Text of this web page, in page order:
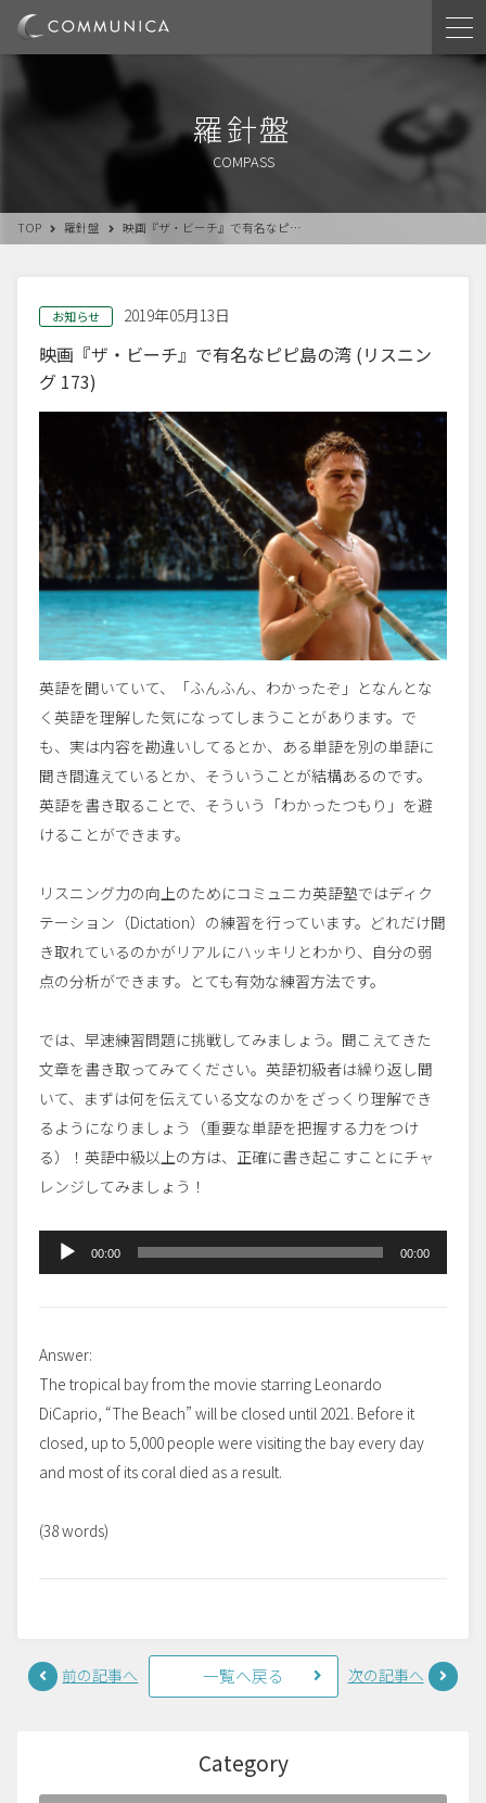
羅針盤
COMPASS
TOP 羅針盤 映画『ザ・ビーチ』で有名なピ…
お知らせ 2019年05月13日
映画『ザ・ビーチ』で有名なピピ島の湾 (リスニン
グ 173)
英語を聞いていて、「ふんふん、わかったぞ」となんとな
く英語を理解した気になってしまうことがあります。で
も、実は内容を勘違いしてるとか、ある単語を別の単語に
聞き間違えているとか、そういうことが結構あるのです。
英語を書き取ることで、そういう「わかったつもり」を避
けることができます。
リスニング力の向上のためにコミュニカ英語塾ではディク
テーション（Dictation）の練習を行っています。どれだけ聞
き取れているのかがリアルにハッキリとわかり、自分の弱
点の分析ができます。とても有効な練習方法です。
では、早速練習問題に挑戦してみましょう。聞こえてきた
文章を書き取ってみてください。英語初級者は繰り返し聞
いて、まずは何を伝えている文なのかをざっくり理解でき
るようになりましょう（重要な単語を把握する力をつけ
る）！英語中級以上の方は、正確に書き起こすことにチャ
レンジしてみましょう！
声
ー
ヤ
ー
00:00 00:00
Answer:
The tropical bay from the movie starring Leonardo
DiCaprio, “The Beach” will be closed until 2021. Before it
closed, up to 5,000 people were visiting the bay every day
and most of its coral died as a result.
(38 words)
前の記事へ 一覧へ戻る 次の記事へ
Category